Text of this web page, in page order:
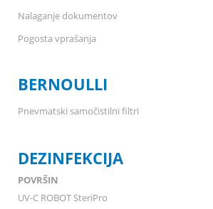
Nalaganje dokumentov
Pogosta vprašanja
BERNOULLI
Pnevmatski samočistilni filtri
DEZINFEKCIJA
POVRŠIN
UV-C ROBOT SteriPro